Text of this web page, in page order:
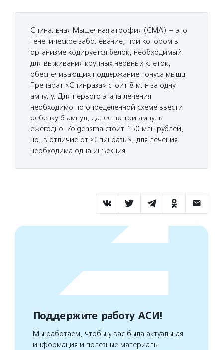
Спинальная Мышечная атрофия (СМА) – это
генетическое заболевание, при котором в
организме кодируется белок, необходимый
для выживания крупных нервных клеток,
обеспечивающих поддержание тонуса мышц.
Препарат «Спинраза» стоит 8 млн за одну
ампулу. Для первого этапа лечения
необходимо по определенной схеме ввести
ребенку 6 ампул, далее по три ампулы
ежегодно. Zolgensma стоит 150 млн рублей,
но, в отличие от «Спинразы», для лечения
необходима одна инъекция.
Поддержите работу АСИ!
Мы работаем, чтобы у вас была актуальная
информация и полезные материалы